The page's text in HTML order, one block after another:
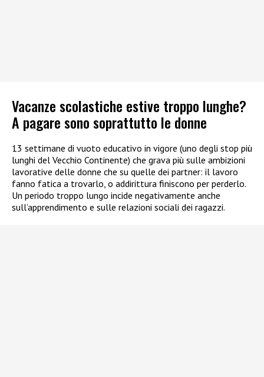
Vacanze scolastiche estive troppo lunghe?
A pagare sono soprattutto le donne
13 settimane di vuoto educativo in vigore (uno degli stop più
lunghi del Vecchio Continente) che grava più sulle ambizioni
lavorative delle donne che su quelle dei partner: il lavoro
fanno fatica a trovarlo, o addirittura finiscono per perderlo.
Un periodo troppo lungo incide negativamente anche
sull’apprendimento e sulle relazioni sociali dei ragazzi.